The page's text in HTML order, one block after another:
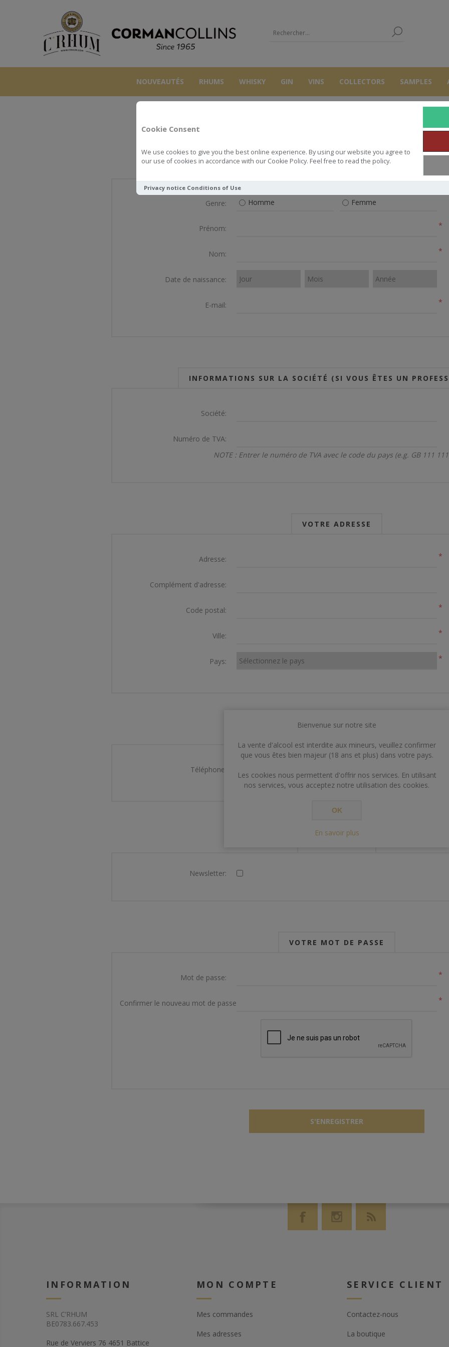
Cookie Consent
We use cookies to give you the best online experience. By using our website you agree to
our use of cookies in accordance with our Cookie Policy. Feel free to read the policy.
Privacy notice Conditions of Use
NOUVEAUTÉS RHUMS WHISKY GIN VINS COLLECTORS SAMPLES
Genre: Homme Femme
Prénom: *
Nom: *
Date de naissance:
E-mail: *
INFORMATIONS SUR LA SOCIÉTÉ (SI VOUS ÊTES UN
Société:
Numéro de TVA:
NOTE : Entrer le numéro de TVA avec le code du pays (e.g. GB 111
VOTRE ADRESSE
Adresse: *
Complément d'adresse:
Code postal: *
Ville: *
Pays: *
Téléphone:
Newsletter:
VOTRE MOT DE PASSE
Mot de passe: *
Confirmer le nouveau mot de passe: *
INFORMATION
SRL C’RHUM
BE0783.667.453
Rue de Verviers 76 4651 Battice
MON COMPTE
Mes commandes
Mes adresses
SERVICE CLIENT
Contactez-nous
La boutique
Bienvenue sur notre site
La vente d'alcool est interdite aux mineurs, veuillez confirmer
que vous êtes bien majeur (18 ans et plus) dans votre pays.
Les cookies nous permettent d'offrir nos services. En utilisant
nos services, vous acceptez notre utilisation des cookies.
OK
En savoir plus